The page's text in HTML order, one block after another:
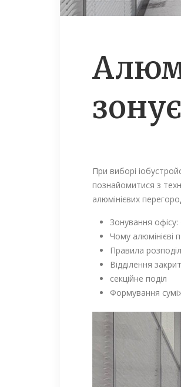
При виборі
познайомитися з
алюмінієвих
Зонування офісу:
Чому алюмінієві
Правила
Відділення
секційне поділ
Формування